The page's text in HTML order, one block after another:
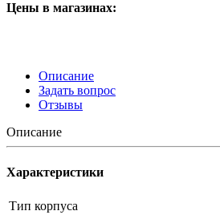
Цены в магазинах:
Описание
Задать вопрос
Отзывы
Описание
Характеристики
Тип корпуса